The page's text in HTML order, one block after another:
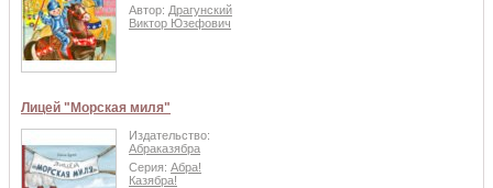
Автор: Драгунский
Виктор Юзефович
Лицей "Морская миля"
Издательство:
Абраказябра
Серия: Абра!
Казябра!